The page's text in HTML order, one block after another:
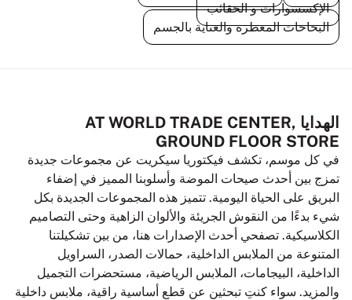
الإكسسوارات و الحقائب
البخاخات المعطرة والعناية بالجسم
الهدايا AT WORLD TRADE CENTER,
GROUND FLOOR STORE
في كل موسم، تكشف فيكتوريا سيكريت عن مجموعات جديدة
تمزج بين أحدث صيحات الموضة وأسلوبنا المميز في إضفاء
البريق على الحياة اليومية. تتميز هذه المجموعات الجديدة بكل
شيء بدءًا من النقوش الجريئة والألوان الزاهية وحتى التصاميم
الكلاسيكية. تصفحي أحدث الإصدارات هنا، من بين تشكيلتنا
المتنوعة من الملابس الداخلية، حمالات الصدر، السراويل
الداخلية، البيجامات، الملابس الرياضية، مستحضرات التجميل
والمزيد. سواء كنتِ تبحثين عن قطع أساسية راقية، ملابس داخلية